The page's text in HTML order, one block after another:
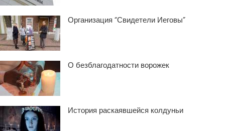
Организация “Свидетели Иеговы”
О безблагодатности ворожек
История раскаявшейся колдуньи